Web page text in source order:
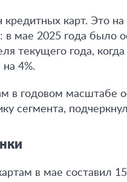
карт. Это
в мае 2025 года было
текущего года, когда
4%.
в годовом масштабе
сегмента,
в мае составил